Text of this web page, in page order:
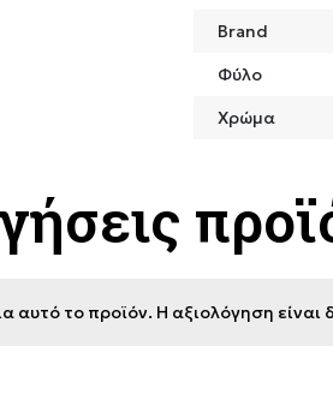
Brand
Φύλο
Χρώμα
αυτό το προϊόν. Η αξιολόγηση